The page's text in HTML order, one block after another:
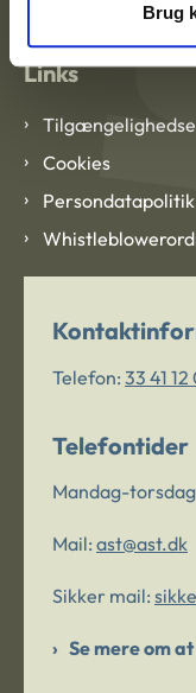
Brug
Links
Cookies
Persondatapolitik
Telefon: 33 41
Telefontider
Mandag-
Mail: ast@ast.dk
Sikker mail:
Se mere om